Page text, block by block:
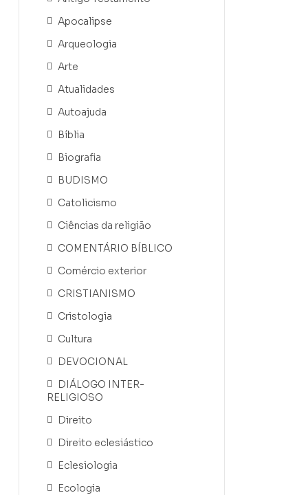
Apocalipse
Arqueologia
Arte
Atualidades
Autoajuda
Bíblia
Biografia
BUDISMO
Catolicismo
Ciências da religião
COMENTÁRIO BÍBLICO
Comércio exterior
CRISTIANISMO
Cristologia
Cultura
DEVOCIONAL
DIÁLOGO INTER-
RELIGIOSO
Direito
Direito eclesiástico
Eclesiologia
Ecologia